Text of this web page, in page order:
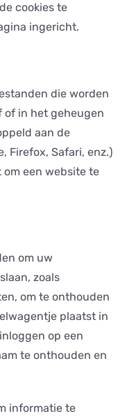
cookies te
ingericht.
die worden
of in het geheugen
aan de
Firefox, Safari, enz.)
een website te
om uw
zoals
om te onthouden
plaatst in
op een
te onthouden en
informatie te